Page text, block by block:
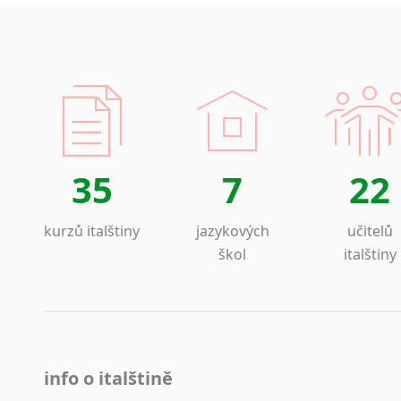
35
kurzů italštiny
7
jazykových
škol
22
učitelů
italštiny
info o italštině